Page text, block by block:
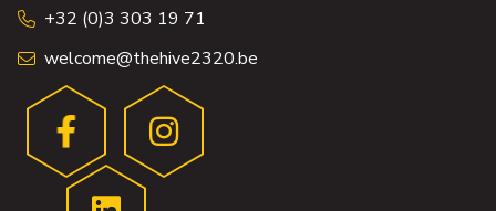
+32 (0)3 303 19 71
welcome@thehive2320.be